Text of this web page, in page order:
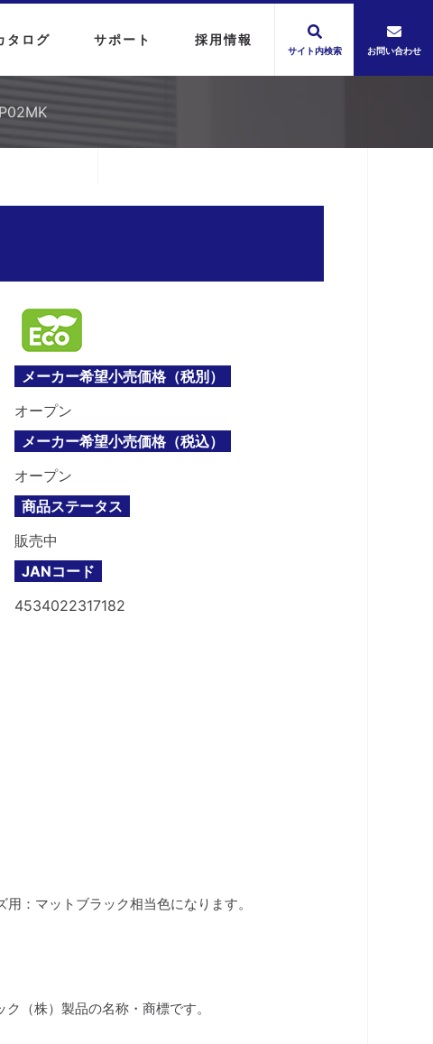
タログ サポート 採用情報
サイト内検索 お問い合わせ
メーカー希望小売価格（税別）
オープン
メーカー希望小売価格（税込）
オープン
商品ステータス
販売中
JANコード
4534022317182
：マットブラック相当色になります。
（株）製品の名称・商標です。